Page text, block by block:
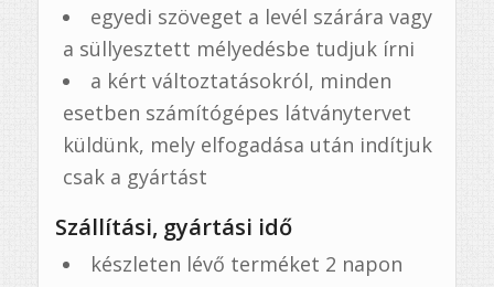
egyedi szöveget a levél szárára vagy
a süllyesztett mélyedésbe tudjuk írni
a kért változtatásokról, minden
esetben számítógépes látványtervet
küldünk, mely elfogadása után indítjuk
csak a gyártást
Szállítási, gyártási idő
készleten lévő terméket 2 napon